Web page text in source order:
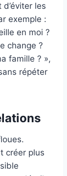
les
exemple :
en moi ?
change ?
famille ? »,
répéter
créer plus